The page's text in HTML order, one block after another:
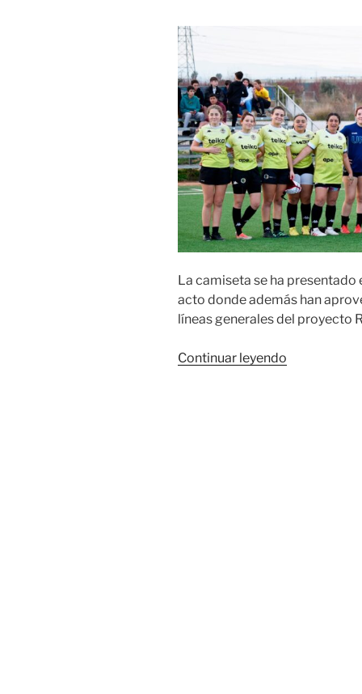
La camiseta se ha presentado
acto donde además han
líneas generales del proyecto
Continuar leyendo